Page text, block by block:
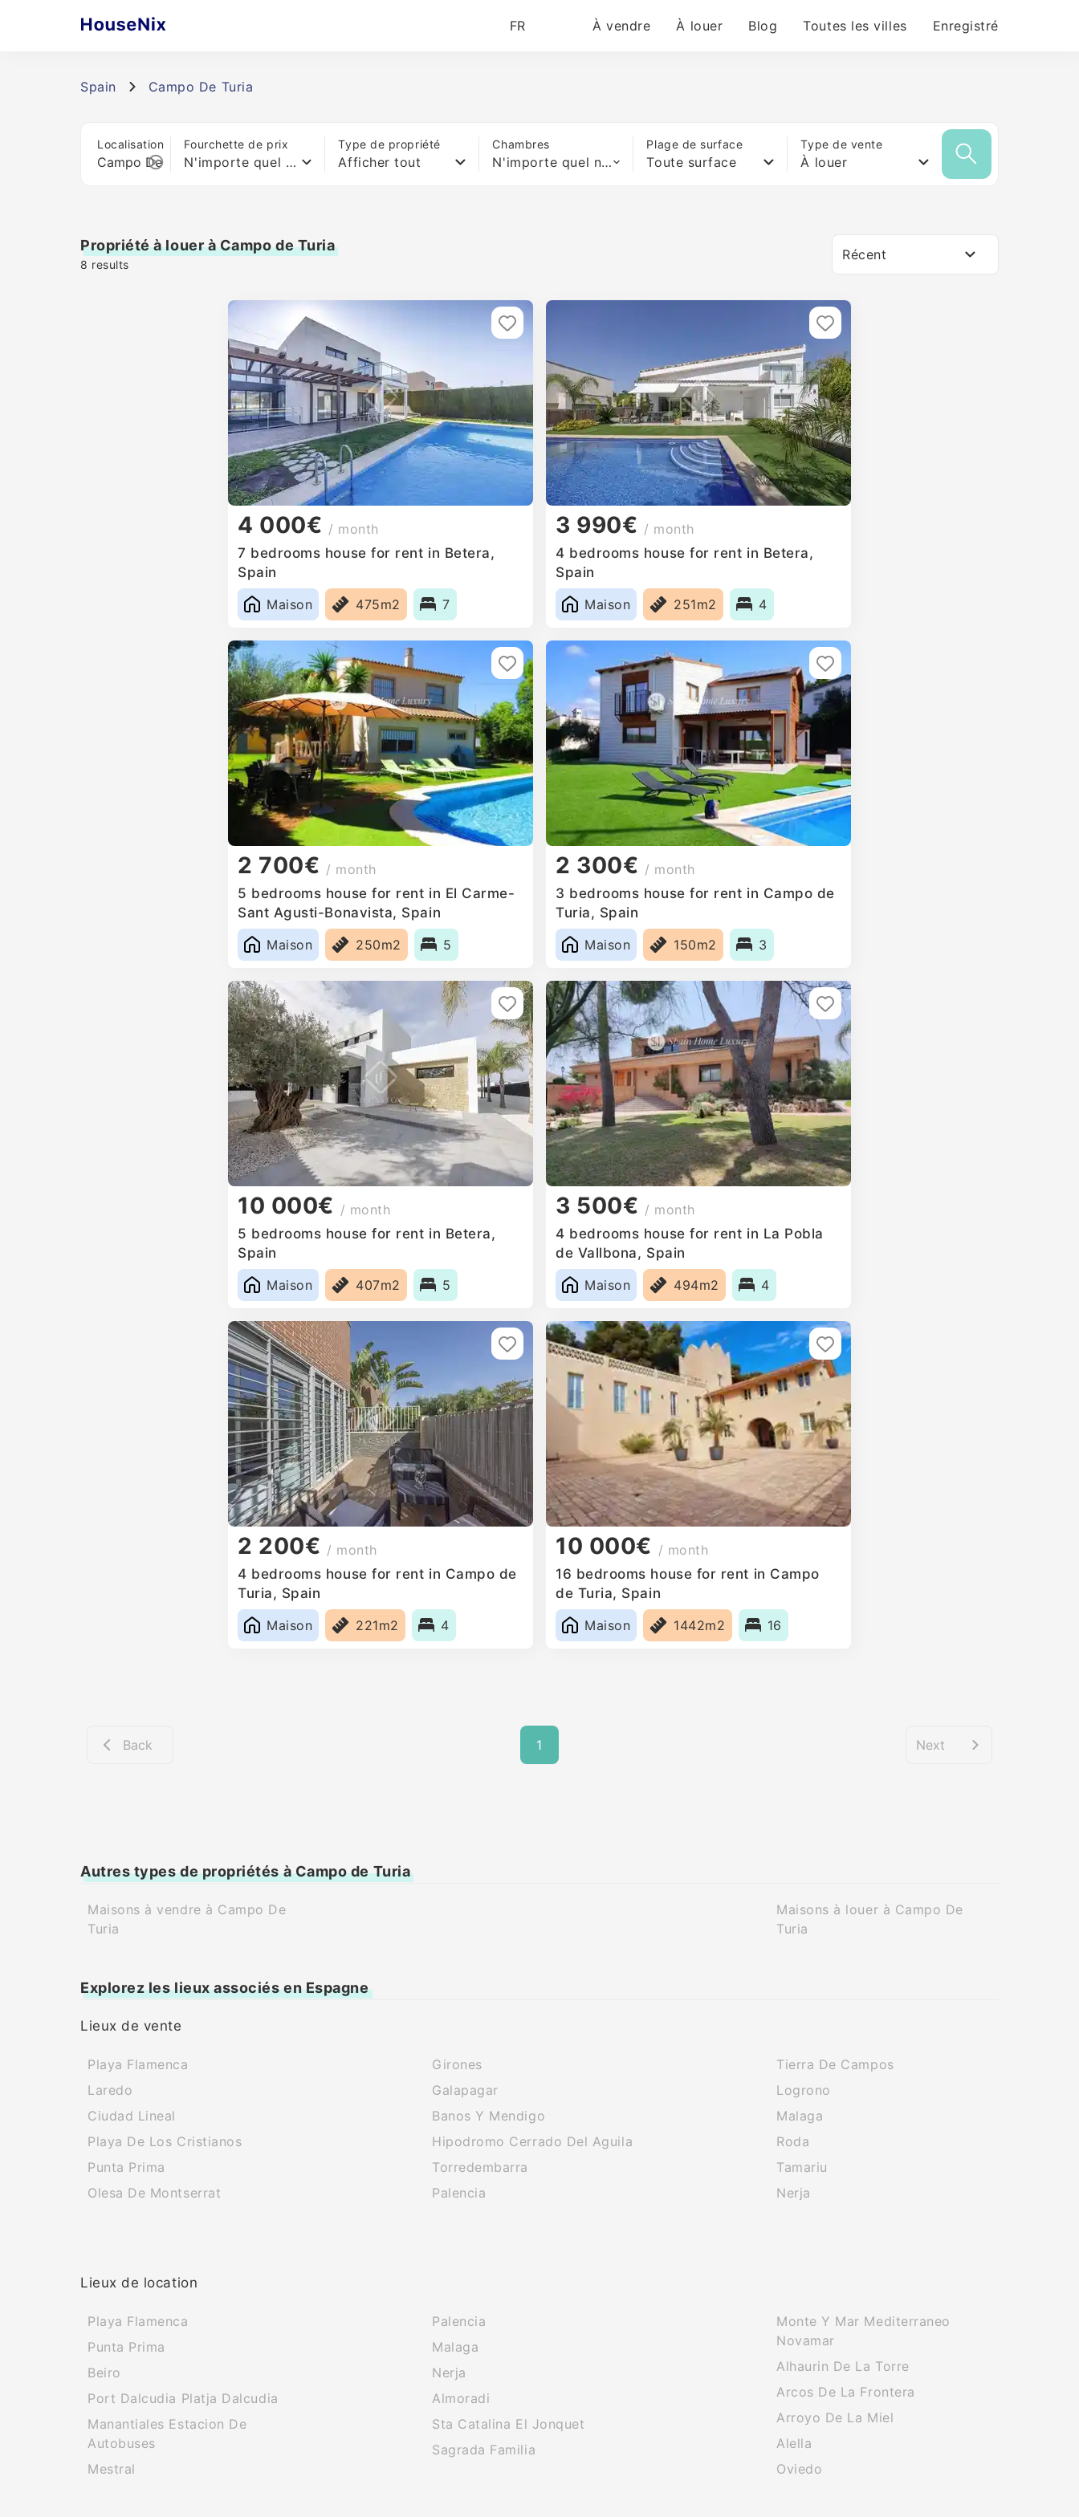
FR À vendre À louer Blog Toutes les villes Enregistré
Spain Campo De Turia
Localisation Fourchette de prix
N'importe quel prix
Type de propriété
Afficher tout
Chambres
N'importe quel nombre de lits
Plage de surface
Toute surface
Type de vente
À louer
Propriété à louer à Campo de Turia
8 results
Récent
4 000€ / month
7 bedrooms house for rent in Betera,
Spain
Maison
475m2 7
3 990€ / month
4 bedrooms house for rent in Betera,
Spain
Maison
251m2 4
2 700€ / month
5 bedrooms house for rent in El Carme-
Sant Agusti-Bonavista, Spain
Maison
250m2 5
2 300€ / month
3 bedrooms house for rent in Campo de
Turia, Spain
Maison
150m2 3
10 000€ / month
5 bedrooms house for rent in Betera,
Spain
Maison
407m2 5
3 500€ / month
4 bedrooms house for rent in La Pobla
de Vallbona, Spain
Maison
494m2 4
2 200€ / month
4 bedrooms house for rent in Campo de
Turia, Spain
Maison
221m2 4
10 000€ / month
16 bedrooms house for rent in Campo
de Turia, Spain
Maison
1442m2 16
Back 1 Next
Autres types de propriétés à Campo de Turia
Maisons à vendre à Campo De
Turia
Maisons à louer à Campo De
Turia
Explorez les lieux associés en Espagne
Lieux de vente
Playa Flamenca
Laredo
Ciudad Lineal
Playa De Los Cristianos
Punta Prima
Olesa De Montserrat
Girones
Galapagar
Banos Y Mendigo
Hipodromo Cerrado Del Aguila
Torredembarra
Palencia
Tierra De Campos
Logrono
Malaga
Roda
Tamariu
Nerja
Lieux de location
Playa Flamenca
Punta Prima
Beiro
Port Dalcudia Platja Dalcudia
Manantiales Estacion De
Autobuses
Mestral
Palencia
Malaga
Nerja
Almoradi
Sta Catalina El Jonquet
Sagrada Familia
Monte Y Mar Mediterraneo
Novamar
Alhaurin De La Torre
Arcos De La Frontera
Arroyo De La Miel
Alella
Oviedo